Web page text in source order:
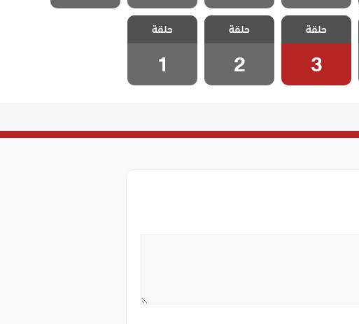
مسلسل الطبيب
المعجزة الحلقة
3
حلقة
3
مسلسل الطبيب
المعجزة الحلقة
2
حلقة
2
مسلسل الطبيب
المعجزة الحلقة
1
حلقة
1